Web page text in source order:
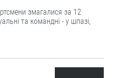
змагалися за 12
та командні - у шпазі,